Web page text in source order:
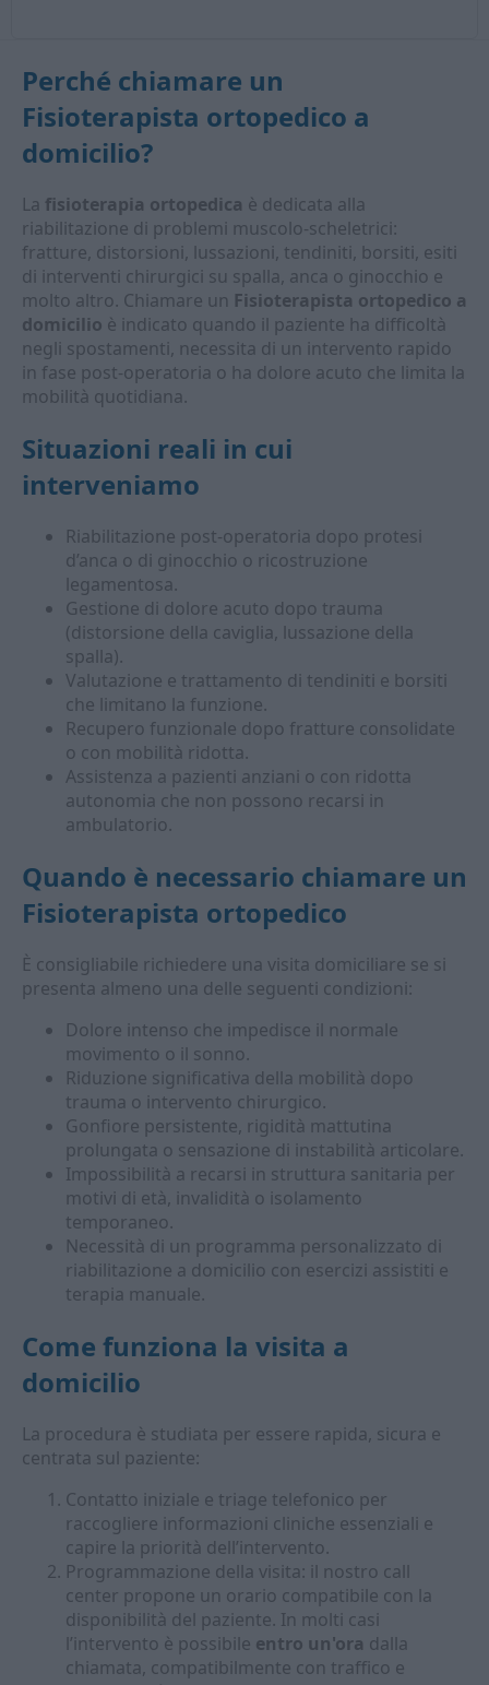
Perché chiamare un
Fisioterapista ortopedico a
domicilio?
La fisioterapia ortopedica è dedicata alla
riabilitazione di problemi muscolo-scheletrici:
fratture, distorsioni, lussazioni, tendiniti, borsiti, esiti
di interventi chirurgici su spalla, anca o ginocchio e
molto altro. Chiamare un Fisioterapista ortopedico a
domicilio è indicato quando il paziente ha difficoltà
negli spostamenti, necessita di un intervento rapido
in fase post-operatoria o ha dolore acuto che limita la
mobilità quotidiana.
Situazioni reali in cui
interveniamo
Riabilitazione post-operatoria dopo protesi
d’anca o di ginocchio o ricostruzione
legamentosa.
Gestione di dolore acuto dopo trauma
(distorsione della caviglia, lussazione della
spalla).
Valutazione e trattamento di tendiniti e borsiti
che limitano la funzione.
Recupero funzionale dopo fratture consolidate
o con mobilità ridotta.
Assistenza a pazienti anziani o con ridotta
autonomia che non possono recarsi in
ambulatorio.
Quando è necessario chiamare un
Fisioterapista ortopedico
È consigliabile richiedere una visita domiciliare se si
presenta almeno una delle seguenti condizioni:
Dolore intenso che impedisce il normale
movimento o il sonno.
Riduzione significativa della mobilità dopo
trauma o intervento chirurgico.
Gonfiore persistente, rigidità mattutina
prolungata o sensazione di instabilità articolare.
Impossibilità a recarsi in struttura sanitaria per
motivi di età, invalidità o isolamento
temporaneo.
Necessità di un programma personalizzato di
riabilitazione a domicilio con esercizi assistiti e
terapia manuale.
Come funziona la visita a
domicilio
La procedura è studiata per essere rapida, sicura e
centrata sul paziente:
Contatto iniziale e triage telefonico per
raccogliere informazioni cliniche essenziali e
capire la priorità dell’intervento.
Programmazione della visita: il nostro call
center propone un orario compatibile con la
disponibilità del paziente. In molti casi
l’intervento è possibile entro un'ora dalla
chiamata, compatibilmente con traffico e